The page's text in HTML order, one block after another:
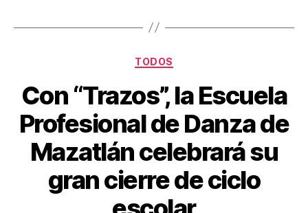
TODOS
Con “Trazos”, la Escuela
Profesional de Danza de
Mazatlán celebrará su
gran cierre de ciclo